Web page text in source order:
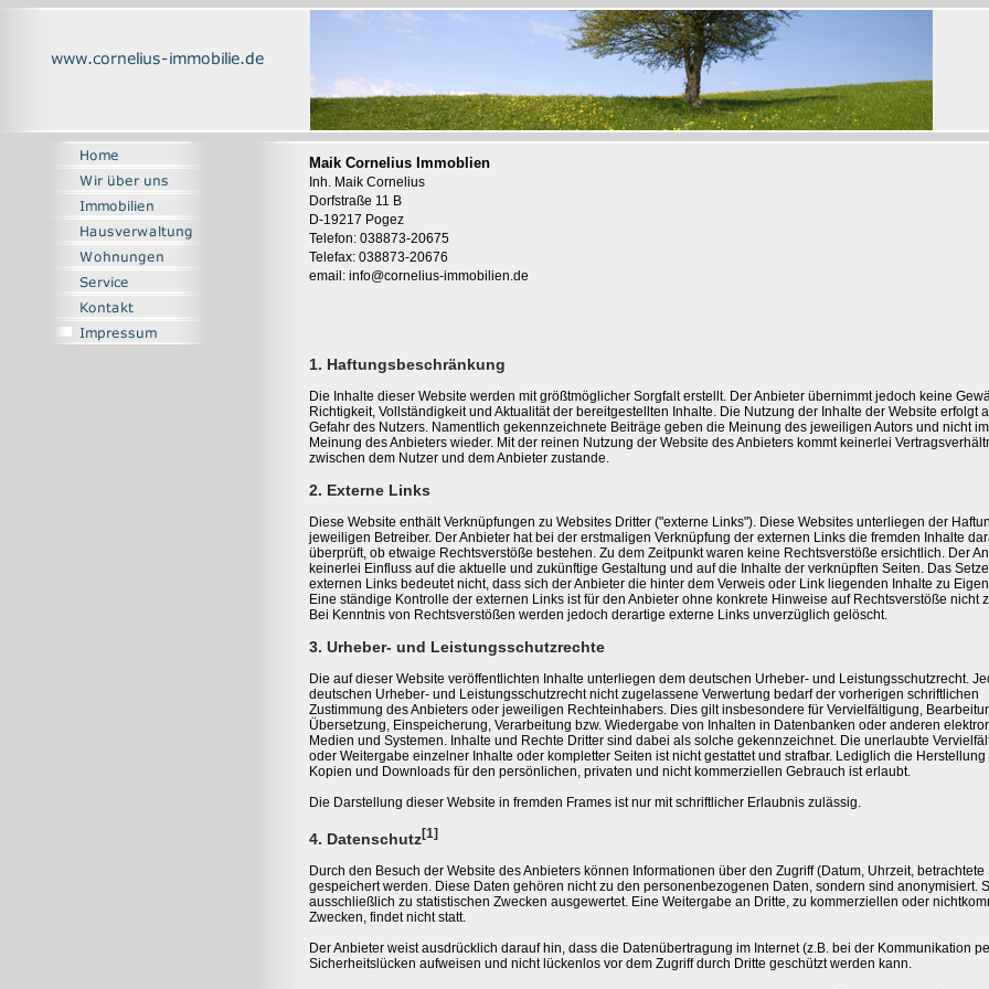
Maik Cornelius Immoblien
Inh. Maik Cornelius
Dorfstraße 11 B
D-19217 Pogez
Telefon: 038873-20675
Telefax: 038873-20676
email: info@cornelius-immobilien.de
1. Haftungsbeschränkung
Die Inhalte dieser Website werden mit größtmöglicher Sorgfalt erstellt. Der Anbieter übernimmt jedoch keine
Richtigkeit, Vollständigkeit und Aktualität der bereitgestellten Inhalte. Die Nutzung der Inhalte der Website erfolgt
Gefahr des Nutzers. Namentlich gekennzeichnete Beiträge geben die Meinung des jeweiligen Autors und nicht
Meinung des Anbieters wieder. Mit der reinen Nutzung der Website des Anbieters kommt keinerlei
zwischen dem Nutzer und dem Anbieter zustande.
2. Externe Links
Diese Website enthält Verknüpfungen zu Websites Dritter ("externe Links"). Diese Websites unterliegen der
jeweiligen Betreiber. Der Anbieter hat bei der erstmaligen Verknüpfung der externen Links die fremden Inhalte
überprüft, ob etwaige Rechtsverstöße bestehen. Zu dem Zeitpunkt waren keine Rechtsverstöße ersichtlich. Der
keinerlei Einfluss auf die aktuelle und zukünftige Gestaltung und auf die Inhalte der verknüpften Seiten. Das
externen Links bedeutet nicht, dass sich der Anbieter die hinter dem Verweis oder Link liegenden Inhalte zu
Eine ständige Kontrolle der externen Links ist für den Anbieter ohne konkrete Hinweise auf Rechtsverstöße nicht
Bei Kenntnis von Rechtsverstößen werden jedoch derartige externe Links unverzüglich gelöscht.
3. Urheber- und Leistungsschutzrechte
Die auf dieser Website veröffentlichten Inhalte unterliegen dem deutschen Urheber- und Leistungsschutzrecht.
deutschen Urheber- und Leistungsschutzrecht nicht zugelassene Verwertung bedarf der vorherigen schriftlichen
Zustimmung des Anbieters oder jeweiligen Rechteinhabers. Dies gilt insbesondere für Vervielfältigung,
Übersetzung, Einspeicherung, Verarbeitung bzw. Wiedergabe von Inhalten in Datenbanken oder anderen
Medien und Systemen. Inhalte und Rechte Dritter sind dabei als solche gekennzeichnet. Die unerlaubte
oder Weitergabe einzelner Inhalte oder kompletter Seiten ist nicht gestattet und strafbar. Lediglich die Herstellung
Kopien und Downloads für den persönlichen, privaten und nicht kommerziellen Gebrauch ist erlaubt.
Die Darstellung dieser Website in fremden Frames ist nur mit schriftlicher Erlaubnis zulässig.
4. Datenschutz[1]
Durch den Besuch der Website des Anbieters können Informationen über den Zugriff (Datum, Uhrzeit, betrachtete
gespeichert werden. Diese Daten gehören nicht zu den personenbezogenen Daten, sondern sind anonymisiert.
ausschließlich zu statistischen Zwecken ausgewertet. Eine Weitergabe an Dritte, zu kommerziellen oder
Zwecken, findet nicht statt.
Der Anbieter weist ausdrücklich darauf hin, dass die Datenübertragung im Internet (z.B. bei der Kommunikation
Sicherheitslücken aufweisen und nicht lückenlos vor dem Zugriff durch Dritte geschützt werden kann.